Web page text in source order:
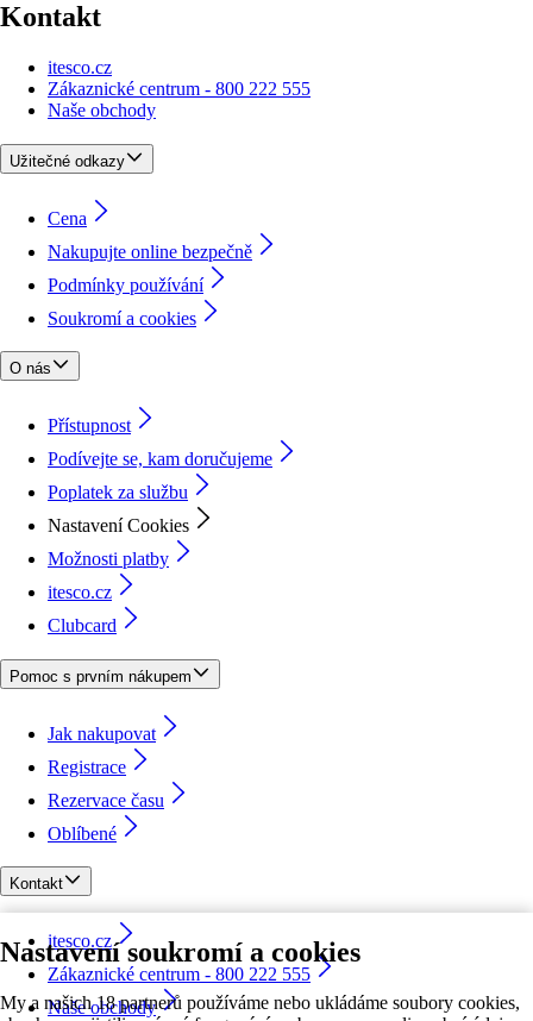
Nastavení soukromí a cookies
My a našich 18 partnerů používáme nebo ukládáme soubory cookies,
Kontakt
itesco.cz
Zákaznické centrum - 800 222 555
Naše obchody
Užitečné odkazy
Cena
Nakupujte online bezpečně
Podmínky používání
Soukromí a cookies
O nás
Přístupnost
Podívejte se, kam doručujeme
Poplatek za službu
Nastavení Cookies
Možnosti platby
itesco.cz
Clubcard
Pomoc s prvním nákupem
Jak nakupovat
Registrace
Rezervace času
Oblíbené
Kontakt
itesco.cz
Zákaznické centrum - 800 222 555
Naše obchody